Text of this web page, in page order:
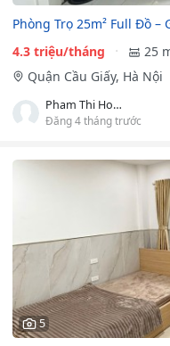
Phòng Trọ 25m² Full Đồ –
4.3 triệu/tháng
25
Quận Cầu Giấy, Hà Nội
Pham Thi Hong Tham
Đăng 4 tháng trước
5